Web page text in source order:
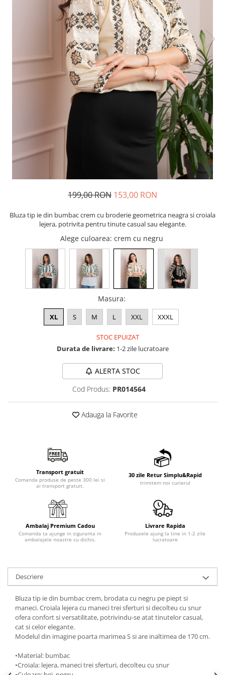
199,00 RON 153,00 RON
Bluza tip ie din bumbac crem cu broderie geometrica neagra si croiala
lejera, potrivita pentru tinute casual sau elegante.
Alege culoarea: crem cu negru
Masura:
XL S M L XXL XXXL
STOC EPUIZAT
Durata de livrare: 1-2 zile lucratoare
ALERTA STOC
Cod Produs: PR014564
Adauga la Favorite
Transport gratuit
Comanda produse de peste 300 lei si
ai transport gratuit.
30 zile Retur Simplu&Rapid
trimitem noi curierul
Ambalaj Premium Cadou
Comanda ta ajunge in siguranta in
ambalajele noastre cu dichis.
Livrare Rapida
Produsele ajung la tine in 1-2 zile
lucratoare
Descriere
Bluza tip ie din bumbac crem, brodata cu negru pe piept si
maneci. Croiala lejera cu maneci trei sferturi si decolteu cu snur
ofera confort si versatilitate, potrivindu-se atat tinutelor casual,
cat si celor elegante.
Modelul din imagine poarta marimea S si are inaltimea de 170 cm.
•Material: bumbac
•Croiala: lejera, maneci trei sferturi, decolteu cu snur